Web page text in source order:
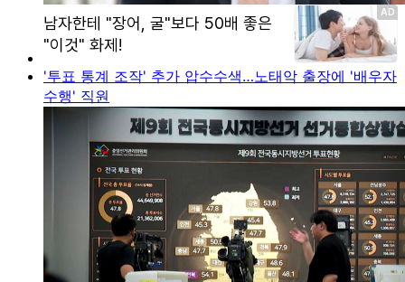
'투표 통계 조작' 추가 압수수색…노태악 출장에 '배우자
수행' 직원